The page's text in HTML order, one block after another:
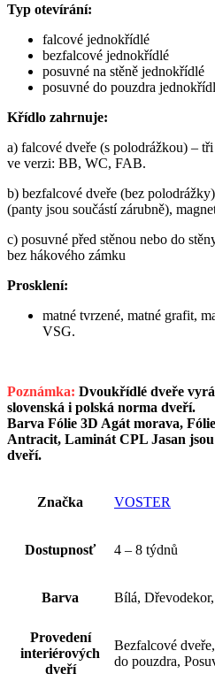
Typ otevírání:
falcové jednokřídlé
bezfalcové jednokřídlé
posuvné na stěně jednokřídlé
posuvné do pouzdra
Křídlo zahrnuje:
a) falcové dveře (s polodrážkou) –
ve verzi: BB, WC, FAB.
b) bezfalcové dveře (bez
(panty jsou součástí zárubně),
c) posuvné před stěnou nebo do
bez hákového zámku
Prosklení:
matné tvrzené, matné grafit,
VSG.
Poznámka: Dvoukřídlé dveře
slovenská i polská norma dveří.
Barva Fólie 3D Agát morava,
Antracit, Laminát CPL Jasan
dveří.
Značka VOSTER
Dostupnosť 4 – 8 týdnů
Barva Bílá,
Provedení
interiérových
dveří
Bezfalcové
do pouzdra,